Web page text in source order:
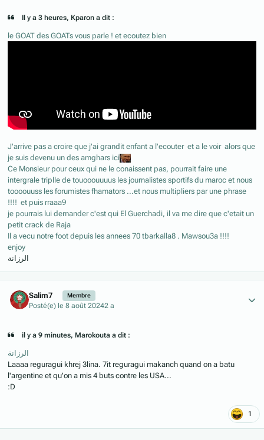
Il y a 3 heures, Kparon a dit :
le GOAT des GOATs vous parle ! et ecoutez bien
J'arrive pas a croire que j'ai grandit enfant a l'ecouter et a le voir alors que
je suis devenu un des amghars ici
Ce Monsieur pour ceux qui ne le conaissent pas, pourrait faire une
intergrale triplle de touooouuuus les journalistes sportifs du maroc et nous
toooouuss les forumistes fhamators ...et nous multipliers par une phrase
!!!! et puis rraaa9
je pourrais lui demander c'est qui El Guerchadi, il va me dire que c'etait un
petit crack de Raja
Il a vecu notre foot depuis les annees 70 tbarkalla8 . Mawsou3a !!!!
enjoy
Salim7 Membre
Posté(e) le 8 août 20242 a
il y a 9 minutes, Marokouta a dit :
Laaaa reguragui khrej 3lina. 7it reguragui makanch quand on a batu
l'argentine et qu'on a mis 4 buts contre les USA...
:D
1